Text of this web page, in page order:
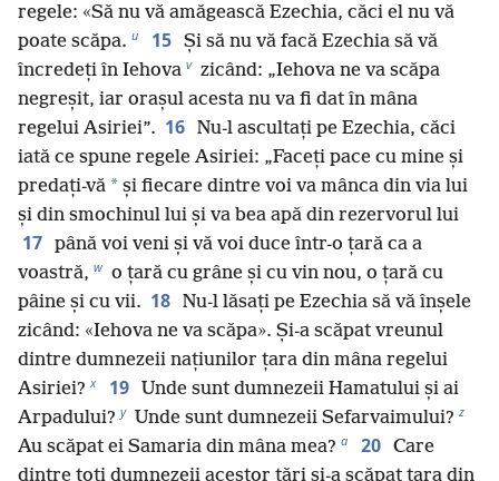
regele: «Să nu vă amăgească Ezechia, căci el nu vă
poate scăpa. u 15 Și să nu vă facă Ezechia să vă
încredeți în Iehova v zicând: „Iehova ne va scăpa
negreșit, iar orașul acesta nu va fi dat în mâna
regelui Asiriei”. 16 Nu-l ascultați pe Ezechia, căci
iată ce spune regele Asiriei: „Faceți pace cu mine și
predați-vă * și fiecare dintre voi va mânca din via lui
și din smochinul lui și va bea apă din rezervorul lui
17 până voi veni și vă voi duce într-o țară ca a
voastră, w o țară cu grâne și cu vin nou, o țară cu
pâine și cu vii. 18 Nu-l lăsați pe Ezechia să vă înșele
zicând: «Iehova ne va scăpa». Și-a scăpat vreunul
dintre dumnezeii națiunilor țara din mâna regelui
Asiriei? x 19 Unde sunt dumnezeii Hamatului și ai
Arpadului? y Unde sunt dumnezeii Sefarvaimului? z
Au scăpat ei Samaria din mâna mea? a 20 Care
dintre toți dumnezeii acestor țări și-a scăpat țara din